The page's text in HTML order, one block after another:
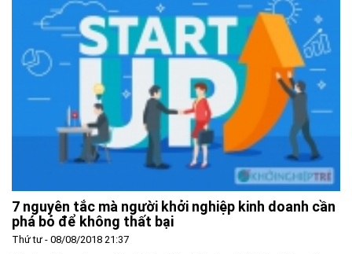
7 nguyên tắc mà người khởi nghiệp kinh doanh cần
phá bỏ để không thất bại
Thứ tư - 08/08/2018 21:37